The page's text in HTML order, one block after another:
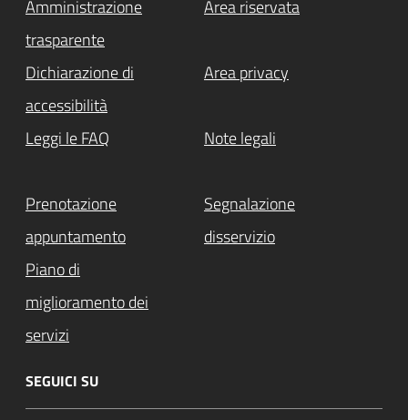
Amministrazione
trasparente
Area riservata
Dichiarazione di
accessibilità
Area privacy
Leggi le FAQ Note legali
Prenotazione
appuntamento
Segnalazione
disservizio
Piano di
miglioramento dei
servizi
SEGUICI SU